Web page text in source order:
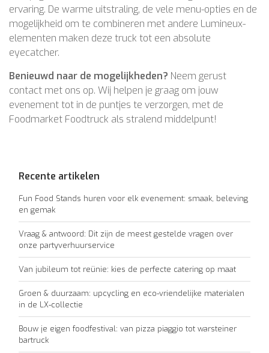
ervaring. De warme uitstraling, de vele menu-opties en de
mogelijkheid om te combineren met andere Lumineux-
elementen maken deze truck tot een absolute
eyecatcher.
Benieuwd naar de mogelijkheden? Neem gerust
contact met ons op. Wij helpen je graag om jouw
evenement tot in de puntjes te verzorgen, met de
Foodmarket Foodtruck als stralend middelpunt!
Recente artikelen
Fun Food Stands huren voor elk evenement: smaak, beleving
en gemak
Vraag & antwoord: Dit zijn de meest gestelde vragen over
onze partyverhuurservice
Van jubileum tot reünie: kies de perfecte catering op maat
Groen & duurzaam: upcycling en eco-vriendelijke materialen
in de LX-collectie
Bouw je eigen foodfestival: van pizza piaggio tot warsteiner
bartruck